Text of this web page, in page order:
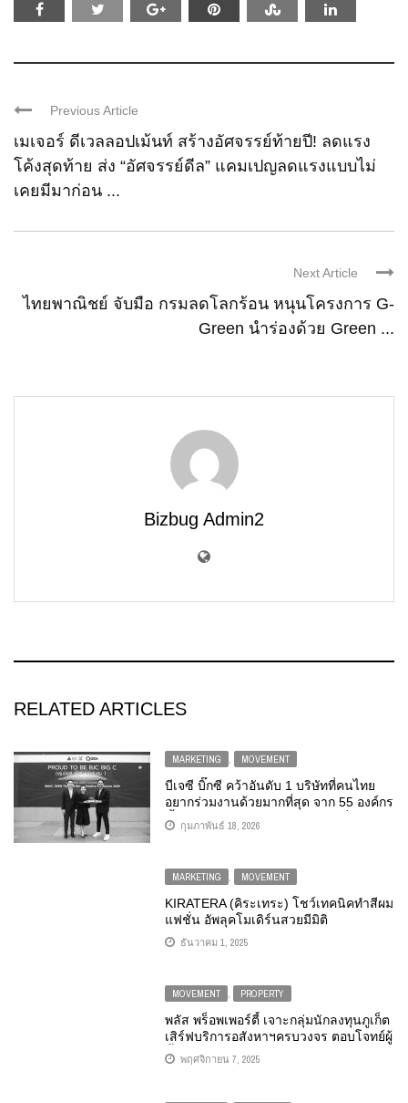
Previous Article
เมเจอร์ ดีเวลลอปเม้นท์ สร้างอัศจรรย์ท้ายปี! ลดแรง
โค้งสุดท้าย ส่ง “อัศจรรย์ดีล” แคมเปญลดแรงแบบไม่
เคยมีมาก่อน ...
Next Article
ไทยพาณิชย์ จับมือ กรมลดโลกร้อน หนุนโครงการ G-
Green นำร่องด้วย Green ...
Bizbug Admin2
RELATED ARTICLES
MARKETING , MOVEMENT
บีเจซี บิ๊กซี คว้าอันดับ 1 บริษัทที่คนไทย
อยากร่วมงานด้วยมากที่สุด จาก 55 องค์กร
ชั้นนำ สะท้อนพลังองค์กรยุคใหม่ที่ “คน”
คือหัวใจของความสำเร็จ
กุมภาพันธ์ 18, 2026
MARKETING MOVEMENT
KIRATERA (คิระเทระ) โชว์เทคนิคทำสีผม
แฟชั่น อัพลุคโมเดิร์นสวยมีมิติ
ธันวาคม 1, 2025
MOVEMENT , PROPERTY
พลัส พร็อพเพอร์ตี้ เจาะกลุ่มนักลงทุนภูเก็ต
เสิร์ฟบริการอสังหาฯครบวงจร ตอบโจทย์ผู้
ซื้อเพื่อลงทุนโดยเฉพาะ
พฤศจิกายน 7, 2025